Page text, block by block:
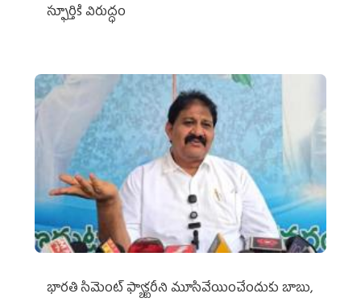
స్ఫూర్తికి విరుద్ధం
భారతి సిమెంట్ ఫ్యాక్టరీని మూసివేయించేందుకు బాబు,